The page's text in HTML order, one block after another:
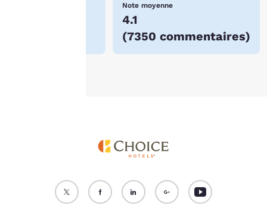
Note moyenne
4.1
(7350 commentaires)
Accepter tous les cookies Refuser tous les cookies